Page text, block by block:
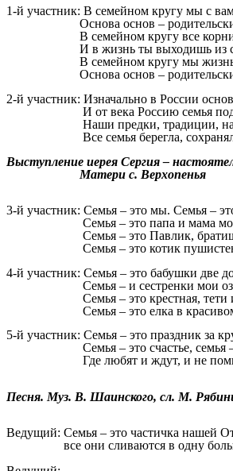
1-й участник: В семейном кругу мы с
Основа основ –
В семейном кругу все корни
И в жизнь ты выходишь из
В семейном кругу мы жизнь
Основа основ –
2-й участник: Изначально в России
И от века Россию семья
Наши предки, традиции,
Все семья берегла,
Выступление иерея Сергия –
Матери с. Верхопенья
3-й участник: Семья – это мы. Семья –
Семья – это папа и мама
Семья – это Павлик,
Семья – это котик
4-й участник: Семья – это бабушки две
Семья – и сестренки мои
Семья – это крестная, тети и
Семья – это елка в красивом
5-й участник: Семья – это праздник за
Семья – это счастье, семья –
Где любят и ждут, и не
Песня. Муз. В. Шаинского, сл. М.
Ведущий: Семья – это частичка нашей
все они сливаются в одну